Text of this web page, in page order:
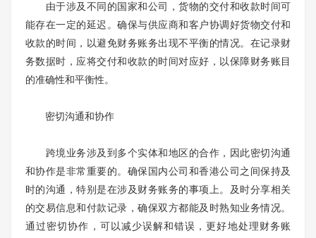
由于涉及不同的国家和公司，货物的交付和收款时间可
能存在一定的延迟。确保与供应商和客户协调好货物交付和
收款的时间，以避免财务账务出现不平衡的情况。在记录财
务数据时，应将交付和收款的时间对应好，以保障财务账目
的准确性和平衡性。
密切沟通和协作
跨境业务涉及到多个实体和地区的合作，因此密切沟通
和协作是非常重要的。确保国内公司和香港公司之间保持及
时的沟通，特别是在涉及财务账务的事项上。及时分享相关
的交易信息和付款记录，确保双方都能及时熟知业务情况。
通过密切协作，可以减少误解和错误，更好地处理财务账